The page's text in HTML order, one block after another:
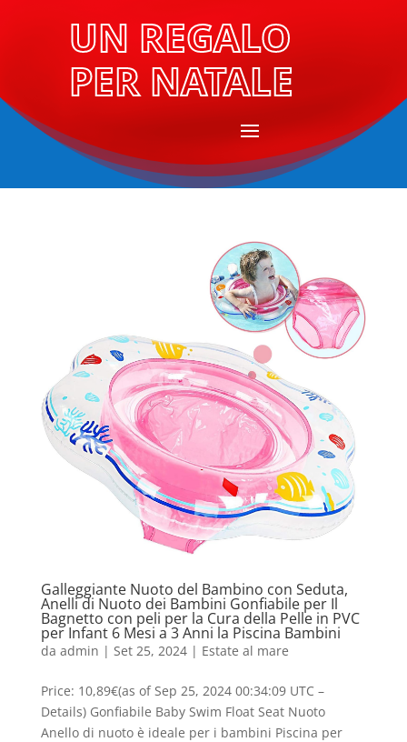
UN REGALO
PER NATALE
Galleggiante Nuoto del Bambino con Seduta,
Anelli di Nuoto dei Bambini Gonfiabile per Il
Bagnetto con peli per la Cura della Pelle in PVC
per Infant 6 Mesi a 3 Anni la Piscina Bambini
da admin | Set 25, 2024| Estate al mare
Price: 10,89€(as of Sep 25, 2024 00:34:09 UTC –
Details) Gonfiabile Baby Swim Float Seat Nuoto
Anello di nuoto è ideale per i bambini Piscina per